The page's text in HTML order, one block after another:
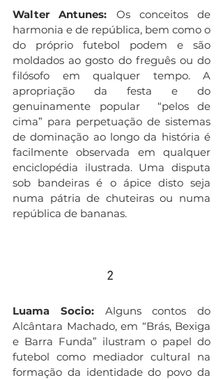
Walter Antunes: Os conceitos de
harmonia e de república, bem como o
do próprio futebol podem e são
moldados ao gosto do freguês ou do
filósofo em qualquer tempo. A
apropriação da festa e do
genuinamente popular  “pelos de
cima” para perpetuação de sistemas
de dominação ao longo da história é
facilmente observada em qualquer
enciclopédia ilustrada. Uma disputa
sob bandeiras é o ápice disto seja
numa pátria de chuteiras ou numa
república de bananas.
2
Luama Socio: Alguns contos do
Alcântara Machado, em “Brás, Bexiga
e Barra Funda” ilustram o papel do
futebol como mediador cultural na
formação da identidade do povo da